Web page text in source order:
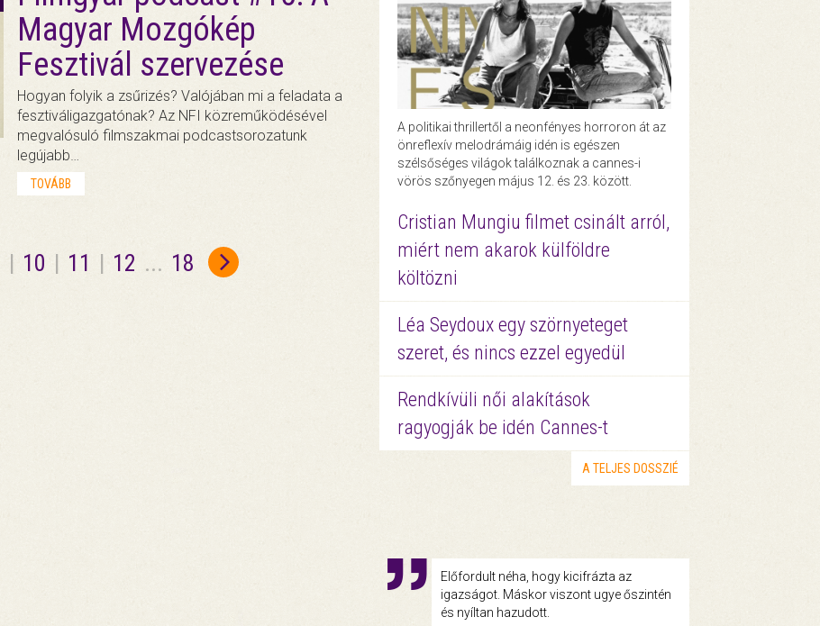
Magyar Mozgókép
Fesztivál szervezése
Hogyan folyik a zsűrizés? Valójában mi a feladata a
fesztiváligazgatónak? Az NFI közreműködésével
megvalósuló filmszakmai podcastsorozatunk
legújabb…
TOVÁBB
| 10 | 11 | 12 ... 18
A politikai thrillertől a neonfényes horroron át az
önreflexív melodrámáig idén is egészen
szélsőséges világok találkoznak a cannes-i
vörös szőnyegen május 12. és 23. között.
Cristian Mungiu filmet csinált arról,
miért nem akarok külföldre
költözni
Léa Seydoux egy szörnyeteget
szeret, és nincs ezzel egyedül
Rendkívüli női alakítások
ragyogják be idén Cannes-t
A TELJES DOSSZIÉ
Előfordult néha, hogy kicifrázta az
igazságot. Máskor viszont ugye őszintén
és nyíltan hazudott.